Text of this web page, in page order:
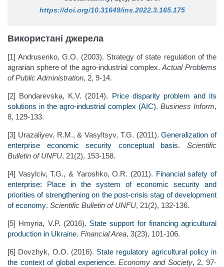
https://doi.org/10.31649/ins.2022.3.165.175
Використані джерела
[1] Andrusenko, G.O. (2003). Strategy of state regulation of the
agrarian sphere of the agro-industrial complex.Actual Problems
of Public Administration, 2, 9-14.
[2] Bondarevska, K.V. (2014). Price disparity problem and its
solutions in the agro-industrial complex (AIC). Business Inform,
8, 129-133.
[3] Urazaliyev, R.M., & Vasyltsyv, T.G. (2011).Generalization of
enterprise economic security conceptual basis.Scientific
Bulletin of UNFU, 21(2), 153-158.
[4] Vasylciv, T.G., & Yaroshko, O.R. (2011). Financial safety of
enterprise: Place in the system of economic security and
priorities of strengthening on the post-crisis stag of development
of economy. Scientific Bulletin of UNFU, 21(2), 132-136.
[5] Hmyria, V.P. (2016). State support for financing agricultural
production in Ukraine. Financial Area, 3(23), 101-106.
[6] Dovzhyk, О.О. (2016). State regulatory agricultural policy in
the context of global experience.Economy and Society, 2, 97-